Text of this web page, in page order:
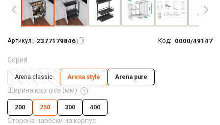
Артикул: 2377179846 Код: 0000/49147
Серия
Arena classic Arena style Arena pure
Ширина корпуса (мм)
200 250 300 400
Сторона навески на корпус